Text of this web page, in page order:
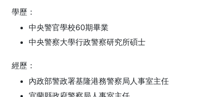
學歷：
中央警官學校60期畢業
中央警察大學行政警察研究所碩士
經歷：
內政部警政署基隆港務警察局人事室主任